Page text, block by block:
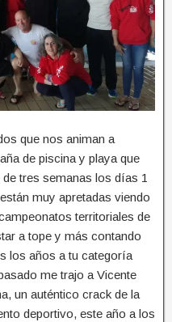
que nos animan a
de piscina y playa que
tres semanas los días 1
muy apretadas viendo
territoriales de
a tope y más contando
los años a tu categoría
me trajo a Vicente
un auténtico crack de la
deportivo, este año a los